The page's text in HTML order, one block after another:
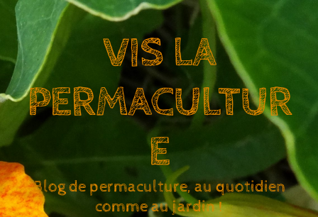
VIS LA
PERMACULTUR
E
Blog de permaculture, au quotidien
comme au jardin !